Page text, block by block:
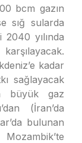
bcm gazın
sığ sularda
yılında
kadar
sağlayacak
büyük gaz
(İran’da
bulunan